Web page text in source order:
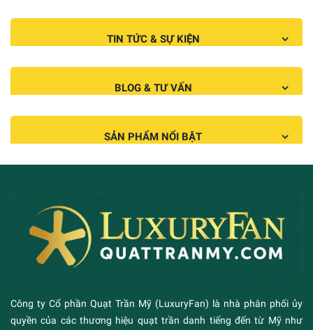
TIN TỨC & SỰ KIỆN
BLOG & TƯ VẤN
SẢN PHẨM NỔI BẬT
Công ty Cổ phần Quạt Trần Mỹ (LuxuryFan) là nhà phân phối ủy
quyền của các thương hiệu quạt trần danh tiếng đến từ Mỹ như